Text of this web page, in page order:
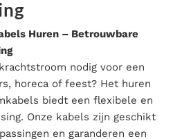
& afvalverwerking
Huren – Betrouwbare
nodig voor een
horeca of feest? Het huren
biedt een flexibele en
Onze kabels zijn geschikt
en garanderen een